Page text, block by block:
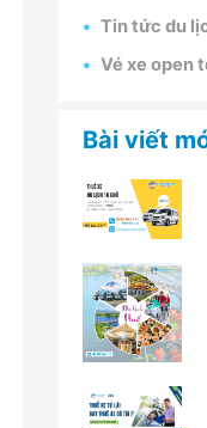
Tin tức du
Vé xe open
Bài viết